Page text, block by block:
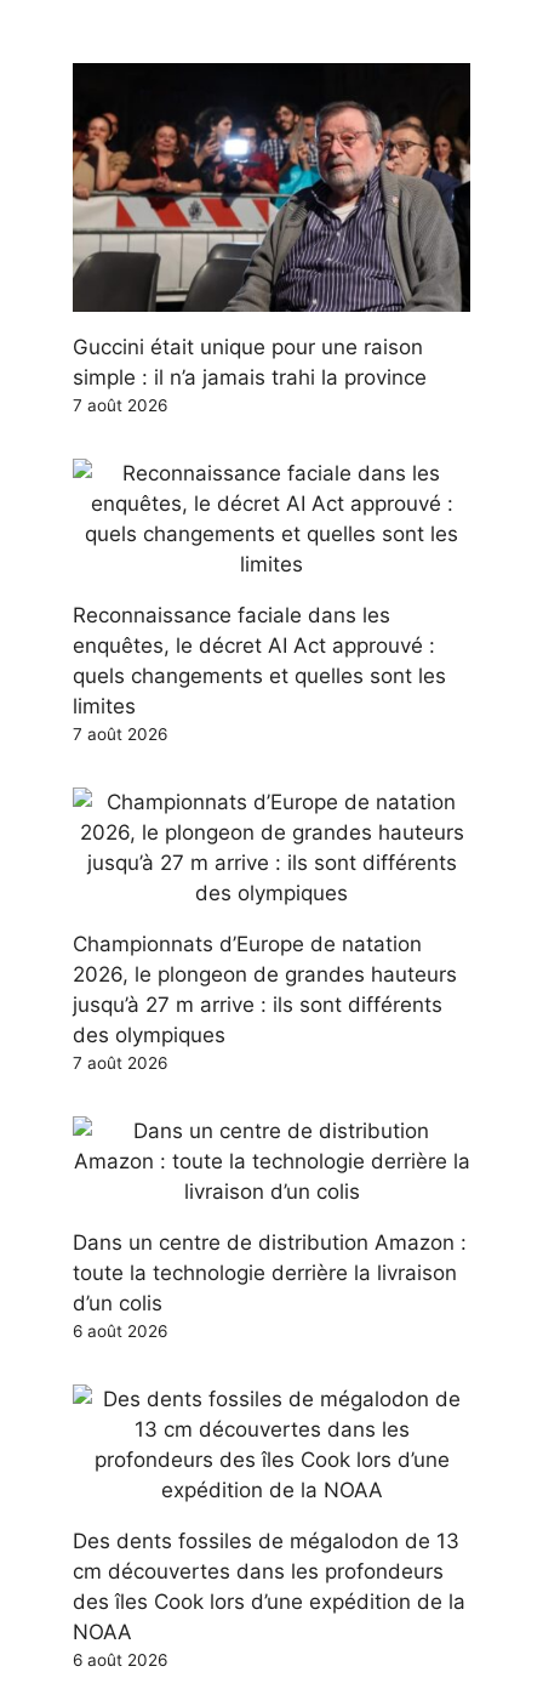
Guccini était unique pour une raison
simple : il n’a jamais trahi la province
7 août 2026
Reconnaissance faciale dans les
enquêtes, le décret AI Act approuvé :
quels changements et quelles sont les
limites
7 août 2026
Championnats d’Europe de natation
2026, le plongeon de grandes hauteurs
jusqu’à 27 m arrive : ils sont différents
des olympiques
7 août 2026
Dans un centre de distribution Amazon :
toute la technologie derrière la livraison
d’un colis
6 août 2026
Des dents fossiles de mégalodon de 13
cm découvertes dans les profondeurs
des îles Cook lors d’une expédition de la
NOAA
6 août 2026